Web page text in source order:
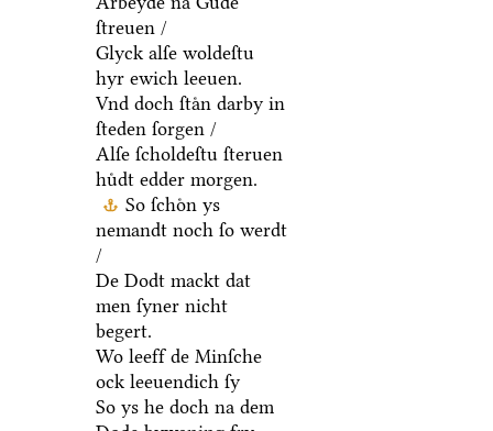
ſtreuen /
Glyck alſe woldeſtu
hyr ewich leeuen.
Vnd doch ſtaͤn darby in
ſteden ſorgen /
Alſe ſcholdeſtu ſteruen
huͤdt edder morgen.
So ſchoͤn ys
nemandt noch ſo werdt
/
De Dodt mackt dat
men ſyner nicht
begert.
Wo leeff de Minſche
ock leeuendich ſy
So ys he doch na dem